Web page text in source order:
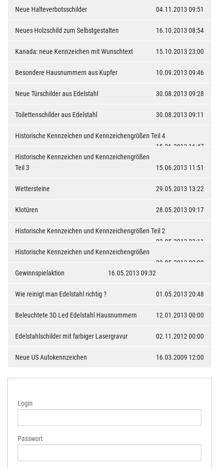
Neue Halteverbotsschilder 04.11.2013 09:51
Neues Holzschild zum Selbstgestalten 16.10.2013 08:54
Kanada: neue Kennzeichen mit Wunschtext 15.10.2013 23:00
Besondere Hausnummern aus Kupfer 10.09.2013 09:46
Neue Türschilder aus Edelstahl 30.08.2013 09:28
Toilettenschilder aus Edelstahl 30.08.2013 09:11
Historische Kennzeichen und Kennzeichengrößen Teil 4
15.06.2013 16:47
Historische Kennzeichen und Kennzeichengrößen
Teil 3
15.06.2013 11:51
Wettersteine 29.05.2013 13:22
Klotüren 28.05.2013 09:17
Historische Kennzeichen und Kennzeichengrößen Teil 2
22.05.2013 23:11
Historische Kennzeichen und Kennzeichengrößen
22.05.2013 00:00
Gewinnspielaktion
16.05.2013 09:32
Wie reinigt man Edelstahl richtig ? 01.05.2013 20:48
Beleuchtete 3D Led Edelstahl Hausnummern 12.01.2013 00:00
Edelstahlschilder mit farbiger Lasergravur 02.11.2012 00:00
Neue US Autokennzeichen 16.03.2009 12:00
Login
Passwort